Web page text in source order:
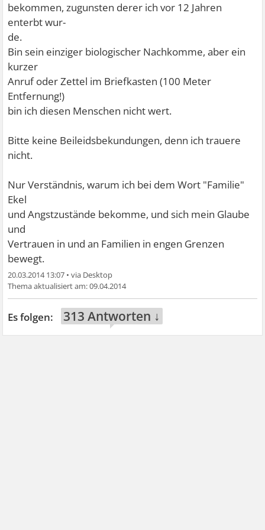
bekommen, zugunsten derer ich vor 12 Jahren
enterbt wur-
de.
Bin sein einziger biologischer Nachkomme, aber ein
kurzer
Anruf oder Zettel im Briefkasten (100 Meter
Entfernung!)
bin ich diesen Menschen nicht wert.
Bitte keine Beileidsbekundungen, denn ich trauere
nicht.
Nur Verständnis, warum ich bei dem Wort "Familie"
Ekel
und Angstzustände bekomme, und sich mein Glaube
und
Vertrauen in und an Familien in engen Grenzen
bewegt.
20.03.2014 13:07 •
09.04.2014
313 Antworten ↓